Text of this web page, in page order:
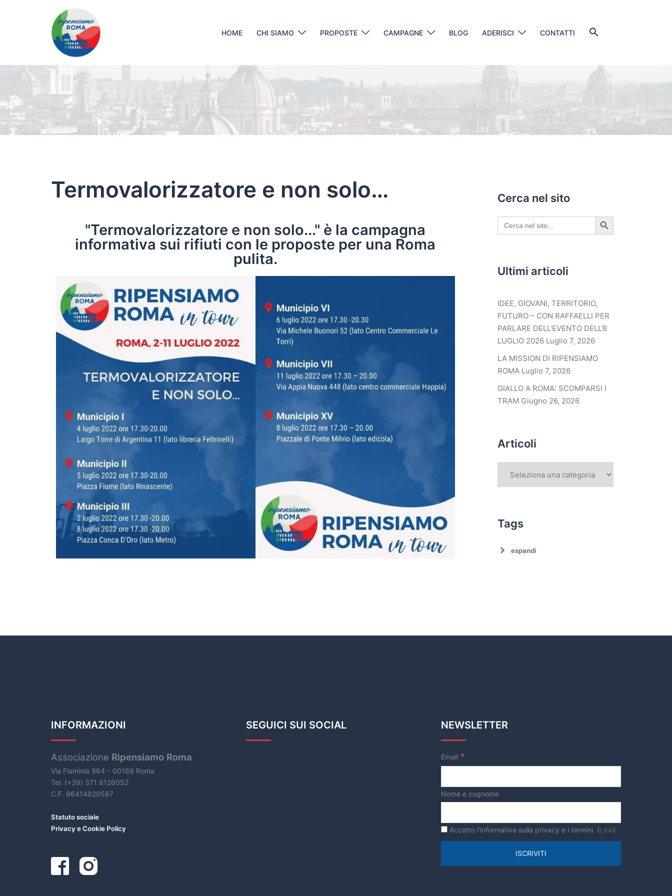
HOME CHI SIAMO PROPOSTE CAMPAGNE BLOG ADERISCI CONTATTI
Termovalorizzatore e non solo…
"Termovalorizzatore e non solo..." è la campagna
informativa sui rifiuti con le proposte per una Roma
pulita.
Cerca nel sito
Search
for:
SEARCH BUTTON
Ultimi articoli
IDEE, GIOVANI, TERRITORIO,
FUTURO – CON RAFFAELLI PER
PARLARE DELL’EVENTO DELL’8
LUGLIO 2026 Luglio 7, 2026
LA MISSION DI RIPENSIAMO
ROMA Luglio 7, 2026
GIALLO A ROMA: SCOMPARSI I
TRAM Giugno 26, 2026
Articoli
Tags
espandi
Decoro urbano
Economia circolare
emergenza rifiuti
INFORMAZIONI
Associazione Ripensiamo Roma
Via Flaminia 964 – 00189 Roma
Tel. (+39) 371 6126052
C.F. 96414820587
Statuto sociale
Privacy e Cookie Policy
SEGUICI SUI SOCIAL NEWSLETTER
Email *
Nome e cognome
Accetto l'informativa sulla privacy e i termini. (Link)